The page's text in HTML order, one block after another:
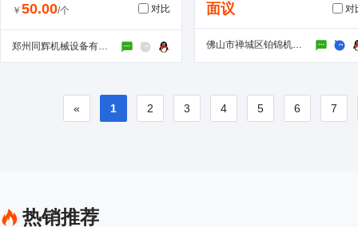
￥ 50.00/个 对比
郑州同辉机械设备有限公司
面议 对
佛山市禅城区铂锦机电商行
« 1 2 3 4 5 6 7
热销推荐